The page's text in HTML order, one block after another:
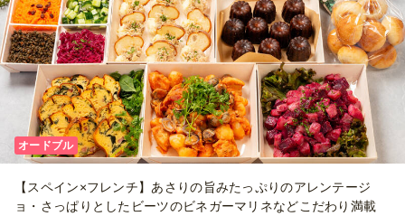
オードブル
【スペイン×フレンチ】あさりの旨みたっぷりのアレンテージ
ョ・さっぱりとしたビーツのビネガーマリネなどこだわり満載